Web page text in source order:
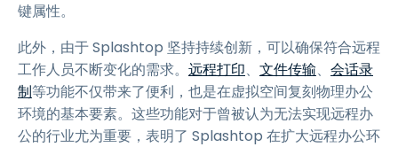
键属性。
此外，由于 Splashtop 坚持持续创新，可以确保符合远程
工作人员不断变化的需求。 远程打印、 文件传输、 会话录
制等功能不仅带来了便利，也是在虚拟空间复刻物理办公
环境的基本要素。这些功能对于曾被认为无法实现远程办
公的行业尤为重要，表明了 Splashtop 在扩大远程办公环